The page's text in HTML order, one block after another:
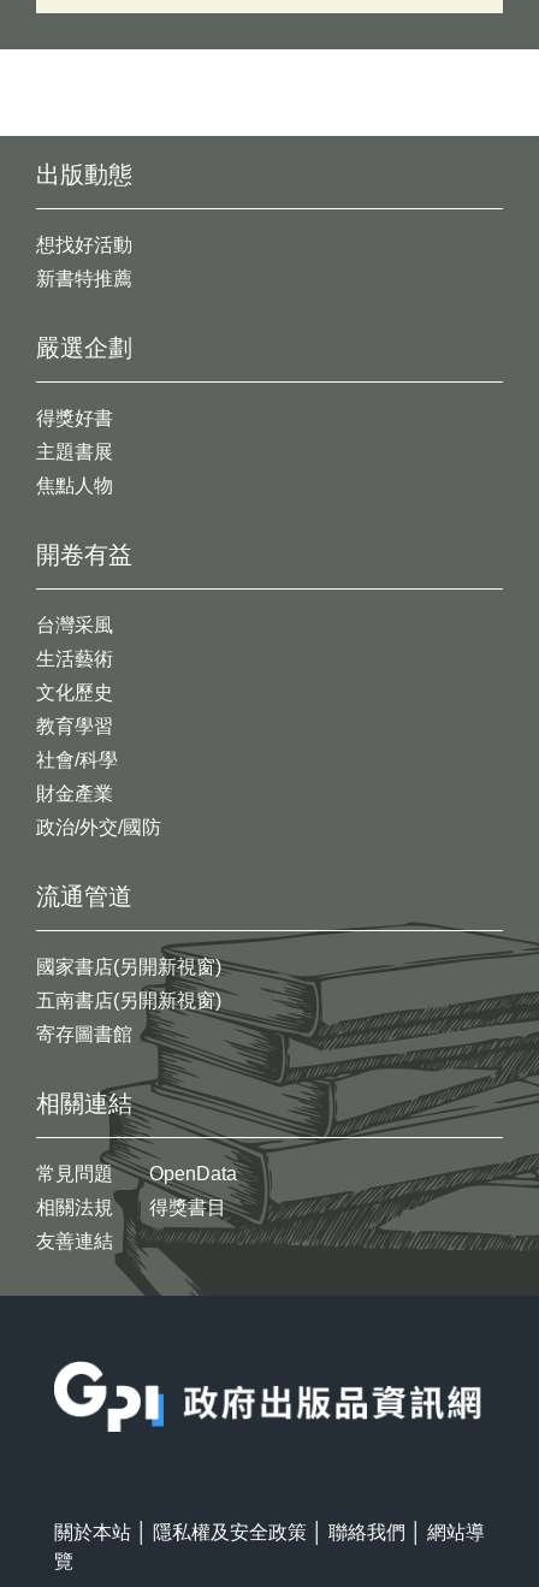
出版動態
想找好活動
新書特推薦
開卷有益
台灣采風
生活藝術
文化歷史
教育學習
社會/科學
財金產業
政治/外交/國防
嚴選企劃
得獎好書
主題書展
焦點人物
流通管道
國家書店(另開新視窗)
五南書店(另開新視窗)
寄存圖書館
相關連結
常見問題
相關法規
友善連結
OpenData
得獎書目
關於本站 隱私權及安全政策 聯絡我們
網站導
覽